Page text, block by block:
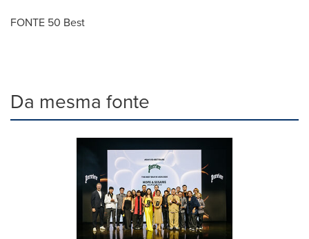
FONTE 50 Best
Da mesma fonte